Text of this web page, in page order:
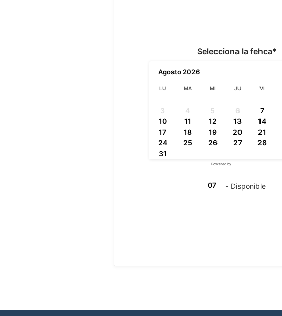
Selecciona la fehca*
Agosto2026
LU MA MI JU VI
3
4 5 6 7
10
11 12 13 14
17
18 19 20 21
24
25 26 27 28
31
Powered by
07 - Disponible